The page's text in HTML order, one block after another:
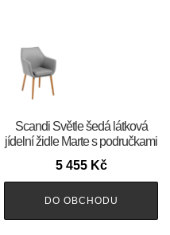
Scandi Světle šedá látková
jídelní židle Marte s područkami
5 455 Kč
DO OBCHODU